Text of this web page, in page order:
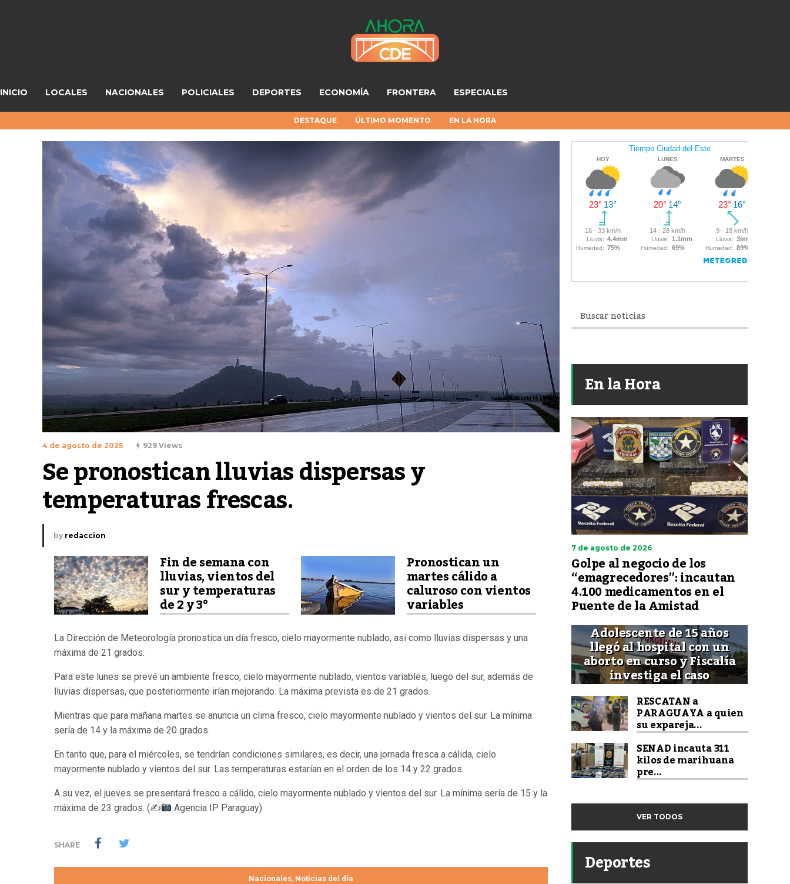
INICIO LOCALES NACIONALES POLICIALES DEPORTES ECONOMÍA FRONTERA ESPECIALES
DESTAQUE ÚLTIMO MOMENTO EN LA HORA
4 de agosto de 2025 929 Views
Se pronostican lluvias dispersas y
temperaturas frescas.
by redaccion
Fin de semana con
lluvias, vientos del
sur y temperaturas
de 2 y 3°
Pronostican un
martes cálido a
caluroso con vientos
variables
La Dirección de Meteorología pronostica un día fresco, cielo mayormente nublado, así como lluvias dispersas y una
máxima de 21 grados.
Para este lunes se prevé un ambiente fresco, cielo mayormente nublado, vientos variables, luego del sur, además de
lluvias dispersas, que posteriormente irían mejorando. La máxima prevista es de 21 grados.
Mientras que para mañana martes se anuncia un clima fresco, cielo mayormente nublado y vientos del sur. La mínima
sería de 14 y la máxima de 20 grados.
En tanto que, para el miércoles, se tendrían condiciones similares, es decir, una jornada fresca a cálida, cielo
mayormente nublado y vientos del sur. Las temperaturas estarían en el orden de los 14 y 22 grados.
A su vez, el jueves se presentará fresco a cálido, cielo mayormente nublado y vientos del sur. La mínima sería de 15 y la
máxima de 23 grados. (✍
Agencia IP Paraguay)
SHARE
Nacionales, Noticias del día
En la Hora
7 de agosto de 2026
Golpe al negocio de los
“emagrecedores”: incautan
4.100 medicamentos en el
Puente de la Amistad
Adolescente de 15 años
llegó al hospital con un
aborto en curso y Fiscalía
investiga el caso
RESCATAN a
PARAGUAYA a quien
su expareja...
SENAD incauta 311
kilos de marihuana
pre...
VER TODOS
Deportes